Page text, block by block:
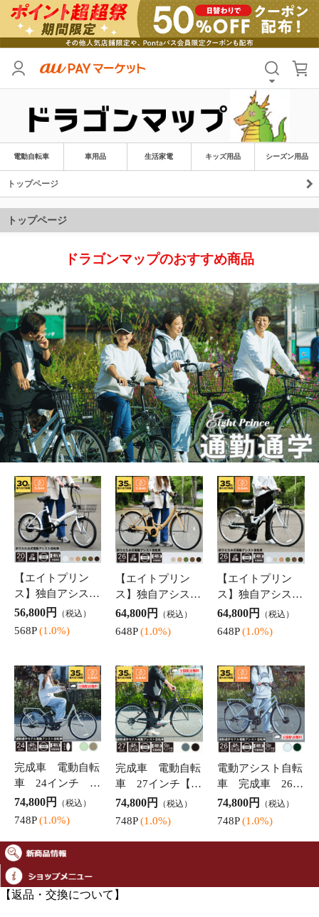
電動自転車 車用品 生活家電 キッズ用品 シーズン用品
トップページ
トップページ
ドラゴンマップのおすすめ商品
【エイトプリン
ス】独自アシスト
プログラム採用
オリジナル電動ア
シスト自転車 折
りたたみSST-AIS2
0D【変速なし/20
インチ/アシストO
NEモ
56,800円（税込）
(1.0%)
【エイトプリン
ス】独自アシスト
プログラム採用
オリジナル電動ア
シスト自転車 折
りたたみSST-DRO
100【変速なし/26
インチ/アシストO
NEモ
64,800円（税込）
648P (1.0%)
【エイトプリン
ス】独自アシスト
プログラム採用
オリジナル電動ア
シスト自転車 折
りたたみSST-DRO
110【変速なし/26
インチ/アシストO
NEモ
64,800円 （税込）
648P (1.0%)
完成車 電動自転
車 24インチ 電
ス】通勤通学モデ
ル 完成車 独自
アシストプログラ
ム採用 オリジナ
ル
完成車 電動自転
車 27インチ【エ
自アシストプログ
ラム採用 オリジ
ナル電動アシスト
自転車 SST-MCS
2
電動アシスト自転
車 完成車 26イ
トプリンス】完成
車 独自アシスト
プログラム採用
オリジナル電動ア
【返品・交換について】
商品初期不良の場合は商品到着後必ず1週間以内にご連絡くだ
さい。
1週間が過ぎた場合は返品の受付が出来かねますので、ご了承
ください。
※新品については未使用・未開封品のみ返品対応が可能です。
お客様のご都合により、どうしても返品をご希望する場合は往
復の送料を請求させて頂きます。
※自転車につきましては、発送後の返品は一切受付出来かねま
(沖縄・離島の場合は別途追加料金が掛かります）
【配送について】
当店は低価格で商品をご提供できますように、適宜配送方法を
選択させて頂いております。